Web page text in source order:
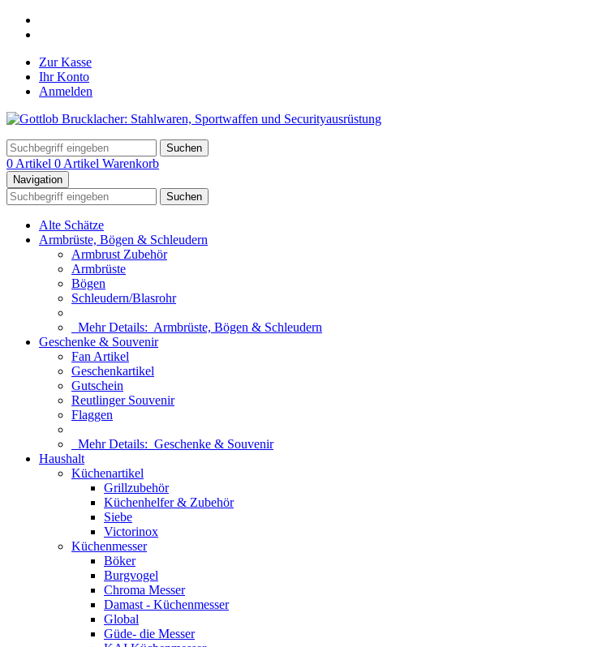
Zur Kasse
Ihr Konto
Anmelden
Suchen
0 Artikel 0 Artikel Warenkorb
Navigation
Suchen
Alte Schätze
Armbrüste, Bögen & Schleudern
Armbrust Zubehör
Armbrüste
Bögen
Schleudern/Blasrohr
Mehr Details: Armbrüste, Bögen & Schleudern
Geschenke & Souvenir
Fan Artikel
Geschenkartikel
Gutschein
Reutlinger Souvenir
Flaggen
Mehr Details: Geschenke & Souvenir
Haushalt
Küchenartikel
Grillzubehör
Küchenhelfer & Zubehör
Siebe
Victorinox
Küchenmesser
Böker
Burgvogel
Chroma Messer
Damast - Küchenmesser
Global
Güde- die Messer